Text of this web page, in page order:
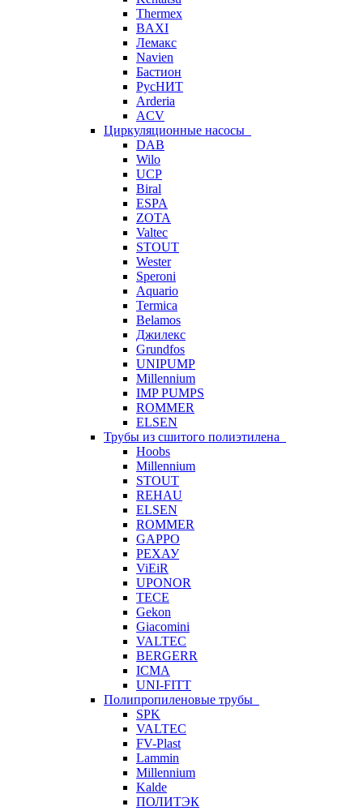
Thermex
BAXI
Лемакс
Navien
Бастион
РусНИТ
Arderia
ACV
Циркуляционные насосы
DAB
Wilo
UCP
Biral
ESPA
ZOTA
Valtec
STOUT
Wester
Speroni
Aquario
Termica
Belamos
Джилекс
Grundfos
UNIPUMP
Millennium
IMP PUMPS
ROMMER
ELSEN
Трубы из сшитого полиэтилена
Hoobs
Millennium
STOUT
REHAU
ELSEN
ROMMER
GAPPO
РЕХАУ
ViEiR
UPONOR
TECE
Gekon
Giacomini
VALTEC
BERGERR
ICMA
UNI-FITT
Полипропиленовые трубы
SPK
VALTEC
FV-Plast
Lammin
Millennium
Kalde
ПОЛИТЭК